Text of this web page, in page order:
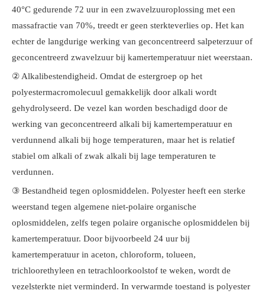
40°C gedurende 72 uur in een zwavelzuuroplossing met een
massafractie van 70%, treedt er geen sterkteverlies op. Het kan
echter de langdurige werking van geconcentreerd salpeterzuur of
geconcentreerd zwavelzuur bij kamertemperatuur niet weerstaan.
② Alkalibestendigheid. Omdat de estergroep op het
polyestermacromolecuul gemakkelijk door alkali wordt
gehydrolyseerd. De vezel kan worden beschadigd door de
werking van geconcentreerd alkali bij kamertemperatuur en
verdunnend alkali bij hoge temperaturen, maar het is relatief
stabiel om alkali of zwak alkali bij lage temperaturen te
verdunnen.
③ Bestandheid tegen oplosmiddelen. Polyester heeft een sterke
weerstand tegen algemene niet-polaire organische
oplosmiddelen, zelfs tegen polaire organische oplosmiddelen bij
kamertemperatuur. Door bijvoorbeeld 24 uur bij
kamertemperatuur in aceton, chloroform, tolueen,
trichloorethyleen en tetrachloorkoolstof te weken, wordt de
vezelsterkte niet verminderd. In verwarmde toestand is polyester